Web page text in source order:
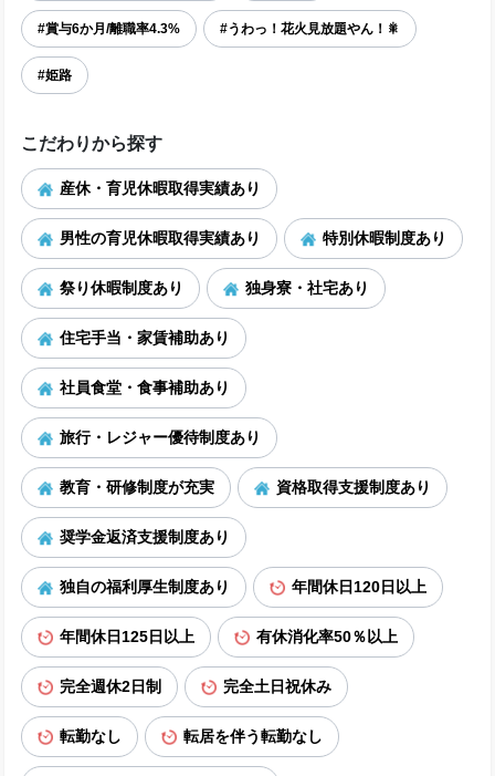
#賞与6か月/離職率4.3% #うわっ！花火見放題やん！🎇
#姫路
こだわりから探す
産休・育児休暇取得実績あり
男性の育児休暇取得実績あり 特別休暇制度あり
祭り休暇制度あり 独身寮・社宅あり
住宅手当・家賃補助あり
社員食堂・食事補助あり
旅行・レジャー優待制度あり
教育・研修制度が充実 資格取得支援制度あり
奨学金返済支援制度あり
独自の福利厚生制度あり 年間休日120日以上
年間休日125日以上 有休消化率50％以上
完全週休2日制 完全土日祝休み
転勤なし 転居を伴う転勤なし